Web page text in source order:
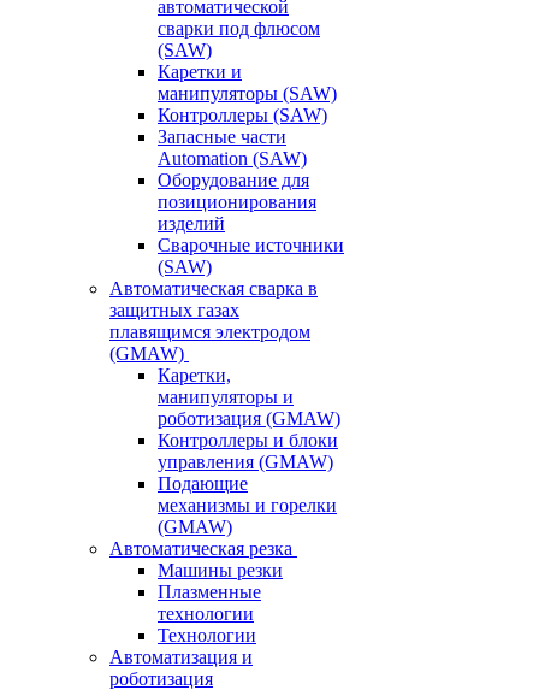
автоматической
сварки под флюсом
(SAW)
Каретки и
манипуляторы (SAW)
Контроллеры (SAW)
Запасные части
Automation (SAW)
Оборудование для
позиционирования
изделий
Сварочные источники
(SAW)
Автоматическая сварка в
защитных газах
плавящимся электродом
(GMAW)
Каретки,
манипуляторы и
роботизация (GMAW)
Контроллеры и блоки
управления (GMAW)
Подающие
механизмы и горелки
(GMAW)
Автоматическая резка
Машины резки
Плазменные
технологии
Технологии
Автоматизация и
роботизация